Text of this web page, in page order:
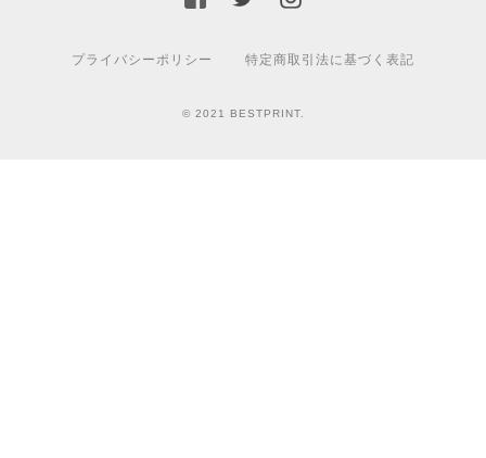
プライバシーポリシー 特定商取引法に基づく表記
© 2021 BESTPRINT.